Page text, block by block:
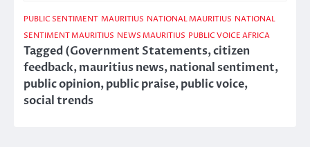
PUBLIC SENTIMENT MAURITIUS NATIONAL MAURITIUS NATIONAL
SENTIMENT MAURITIUS NEWS MAURITIUS PUBLIC VOICE AFRICA
Tagged(Government Statements,citizen
feedback,mauritius news,national sentiment,
public opinion,public praise,public voice,
social trends